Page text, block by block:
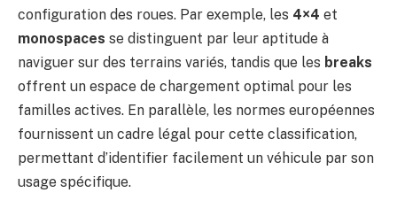
configuration des roues. Par exemple, les 4×4 et
monospaces se distinguent par leur aptitude à
naviguer sur des terrains variés, tandis que les breaks
offrent un espace de chargement optimal pour les
familles actives. En parallèle, les normes européennes
fournissent un cadre légal pour cette classification,
permettant d’identifier facilement un véhicule par son
usage spécifique.